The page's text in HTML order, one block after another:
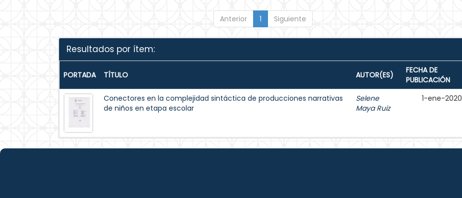
Anterior 1 Siguiente
Resultados por ítem:
PORTADA TÍTULO AUTOR(ES)
FECHA DE
PUBLICACIÓN
Conectores en la complejidad sintáctica de producciones narrativas
de niños en etapa escolar
Selene
Maya Ruiz
1-ene-2020